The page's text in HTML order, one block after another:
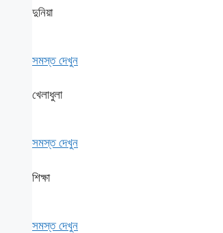
দুনিয়া
সমস্ত দেখুন
খেলাধুলা
সমস্ত দেখুন
শিক্ষা
সমস্ত দেখুন